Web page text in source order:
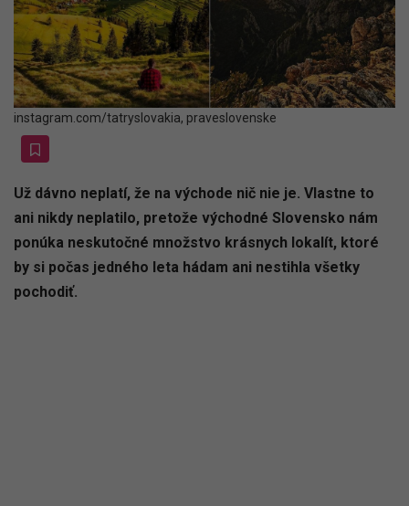
instagram.com/tatryslovakia, praveslovenske
Už dávno neplatí, že na východe nič nie je. Vlastne to
ani nikdy neplatilo, pretože východné Slovensko nám
ponúka neskutočné množstvo krásnych lokalít, ktoré
by si počas jedného leta hádam ani nestihla všetky
pochodiť.